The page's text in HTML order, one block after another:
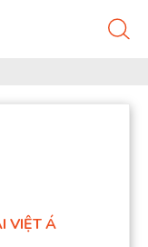
VIỆT Á